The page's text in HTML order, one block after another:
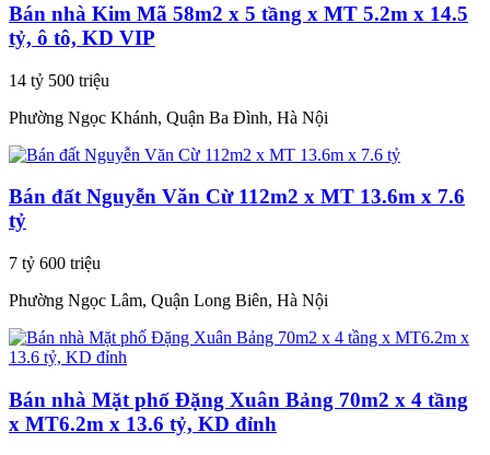
Bán nhà Kim Mã 58m2 x 5 tầng x MT 5.2m x 14.5
tỷ, ô tô, KD VIP
14 tỷ 500 triệu
Phường Ngọc Khánh, Quận Ba Đình, Hà Nội
Bán đất Nguyễn Văn Cừ 112m2 x MT 13.6m x 7.6
tỷ
7 tỷ 600 triệu
Phường Ngọc Lâm, Quận Long Biên, Hà Nội
Bán nhà Mặt phố Đặng Xuân Bảng 70m2 x 4 tầng
x MT6.2m x 13.6 tỷ, KD đỉnh